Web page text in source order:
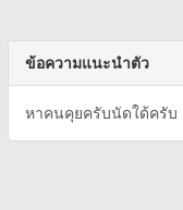
ข้อความแนะนำตัว
หาคนคุยครับนัดใด้ครับ